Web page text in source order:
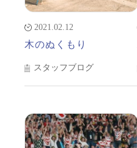
2021.02.12
木のぬくもり
スタッフブログ